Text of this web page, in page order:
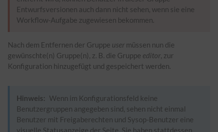
Entwurfsversionen auch dann nicht sehen, wenn sie eine
Workflow-Aufgabe zugewiesen bekommen.
Nach dem Entfernen der Gruppe user müssen nun die
gewünschte(n) Gruppe(n), z. B. die Gruppe editor, zur
Konfiguration hinzugefügt und gespeichert werden.
Hinweis: Wenn im Konfigurationsfeld keine
Benutzergruppen angegeben sind, sehen nicht einmal
Benutzer mit Freigaberechten und Sysop-Benutzer eine
visuelle Statusanzeige der Seite. Sie haben stattdessen